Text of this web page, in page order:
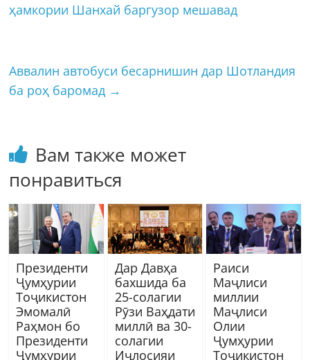
ҳамкории Шанхай баргузор мешавад
Аввалин автобуси бесарнишин дар Шотландия
ба роҳ баромад →
Вам также может
понравиться
Президенти
Ҷумҳурии
Тоҷикистон
Эмомалӣ
Раҳмон бо
Президенти
Ҷумҳурии
Дар Давҳа
бахшида ба
25-солагии
Рӯзи Ваҳдати
миллӣ ва 30-
солагии
Иҷлосияи
Раиси
Маҷлиси
миллии
Маҷлиси
Олии
Ҷумҳурии
Тоҷикистон